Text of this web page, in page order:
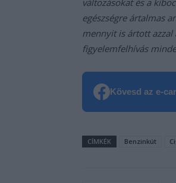
egészségre ártalmas
mennyit is ártott
figyelemfelhívás
Kövesd az e-
CÍMKÉK Benzinkút